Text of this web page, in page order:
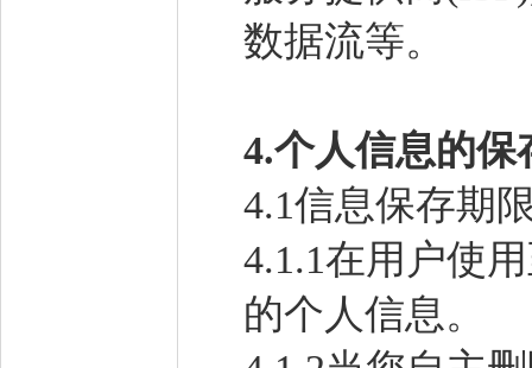
数据流等。
4.个人信息的保
4.1信息保存期
4.1.1在用户使
的个人信息。